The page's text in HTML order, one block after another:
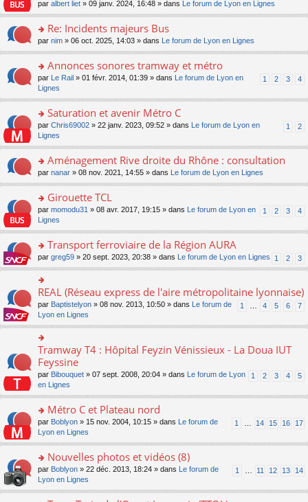
ré
c
nt
le
u
s
ré
e
nt
e
n
o
lu
pl
u
ré
e
nt
a
g
e
n
n
pl
u
ré
e
nt
er
le
m
e
a
g
e
n
o
lu
u
s
ré
e
nt
o
n
ult
er
le
m
e
s
g
e
n
o
n
le
u
s
ré
c
nt
par albert liet » 09 janv. 2024, 16:48 » dans Le forum de Lyon en Lignes
o
n
ult
er
le
m
e
s
s
e
n
o
n
le
s
ré
c
e
nt
Re: Incidents majeurs Bus
par nim » 06 oct. 2025, 14:03 » dans Le forum de Lyon en Lignes
o
s
er
le
m
e
s
s
e
n
o
n
lu
pl
s
ré
c
nt
Annonces sonores tramway et métro
1 2 3 4
par Le Rail » 01 févr. 2014, 01:39 » dans
Le forum de Lyon en
Lignes
o
s
er
le
m
e
s
s
e
n
o
n
lu
pl
ré
e
nt
Saturation et avenir Métro C
1 2
par Chris69002 » 22 janv. 2023, 09:52 » dans
Le forum de Lyon en
Lignes
o
n
ult
er
le
m
e
s
a
e
n
o
n
lu
le
pl
u
s
ré
c
e
nt
Aménagement Rive droite du Rhône : consultation
par nanar » 08 nov. 2021, 14:55 » dans Le forum de Lyon en Lignes
o
s
er
le
m
e
s
s
a
e
o
n
lu
le
pl
s
ré
c
e
nt
Girouette TCL
1 2 3 4
par momodu31 » 08 avr. 2017, 19:15 » dans
Le forum de Lyon en
Lignes
o
n
s
ult
er
le
m
e
s
a
e
n
lu
le
pl
s
ré
c
e
Transport ferroviaire de la Région AURA
1 2 3
par greg59 » 20 sept. 2023, 20:38 » dans Le forum de Lyon en Lignes
o
n
s
le
m
e
s
s
a
e
n
o
n
lu
le
pl
REAL (Réseau express de l'aire métropolitaine lyonnaise)
1 4 5 6 7
par Baptistelyon » 08 nov. 2013, 10:50 » dans
Le forum de
Lyon en Lignes
o
n
ult
le
m
e
s
s
g
e
n
o
Tramway T4 : Hôpital Feyzin Vénissieux - La Doua IUT
Feyssine
1 2 3 4 5
par Bibouquet » 07 sept. 2008, 20:04 » dans
Le forum de Lyon
en Lignes
o
s
er
le
m
e
Métro C et Plateau nord
1 14 15 16 17
par Boblyon » 15 nov. 2004, 10:15 » dans
Le forum de
Lyon en Lignes
o
s
Nouvelles photos et vidéos (8)
1 11 12 13 14
par Boblyon » 22 déc. 2013, 18:24 » dans
Le forum de
Lyon en Lignes